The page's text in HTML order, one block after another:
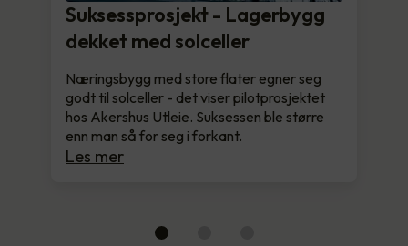
Suksessprosjekt - Lagerbygg
dekket med solceller
Næringsbygg med store flater egner seg
godt til solceller - det viser pilotprosjektet
hos Akershus Utleie. Suksessen ble større
enn man så for seg i forkant.
Les mer